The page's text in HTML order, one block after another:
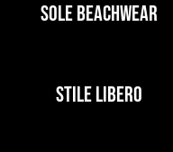
SOLE BEACHWEAR
STILE LIBERO